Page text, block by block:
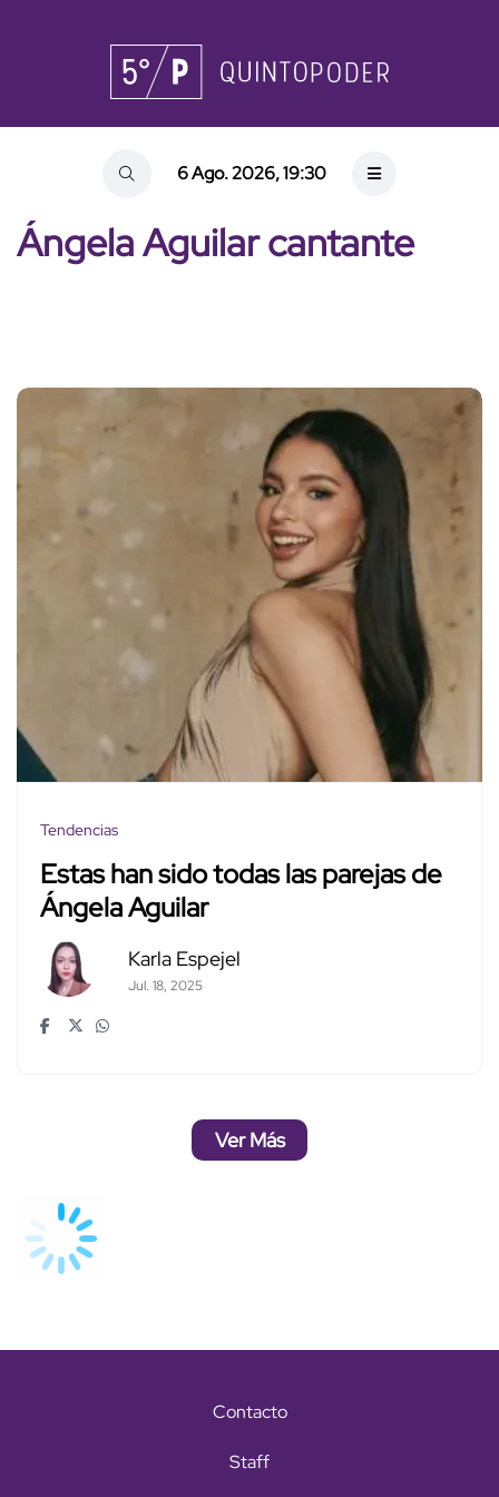
6 Ago. 2026, 19:30
Ángela Aguilar cantante
Tendencias
Estas han sido todas las parejas de
Ángela Aguilar
Karla Espejel
Jul. 18, 2025
Ver Más
Contacto
Staff